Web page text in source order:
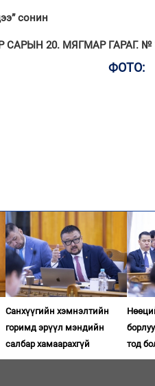
сонин
20. МЯГМАР ГАРАГ. №
ФОТО:
Санхүүгийн хэмнэлтийн
горимд эрүүл мэндийн
салбар хамаарахгүй
тод